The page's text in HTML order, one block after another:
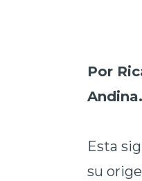
Por
Andina.
Esta
su